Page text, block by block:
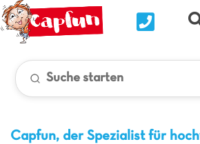
Nous
Suche starten
Capfun, der Spezialist für